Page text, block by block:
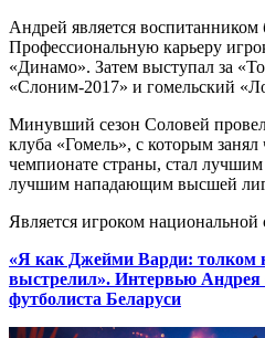
Андрей является
Профессиональную карьеру
«Динамо». Затем выступал за
«Слоним-2017» и гомельский
Минувший сезон Соловей провел
клуба «Гомель», с которым занял
чемпионате страны, стал
лучшим нападающим высшей
Является игроком национальной
«Я как Джейми Варди: толком
выстрелил». Интервью
футболиста Беларуси